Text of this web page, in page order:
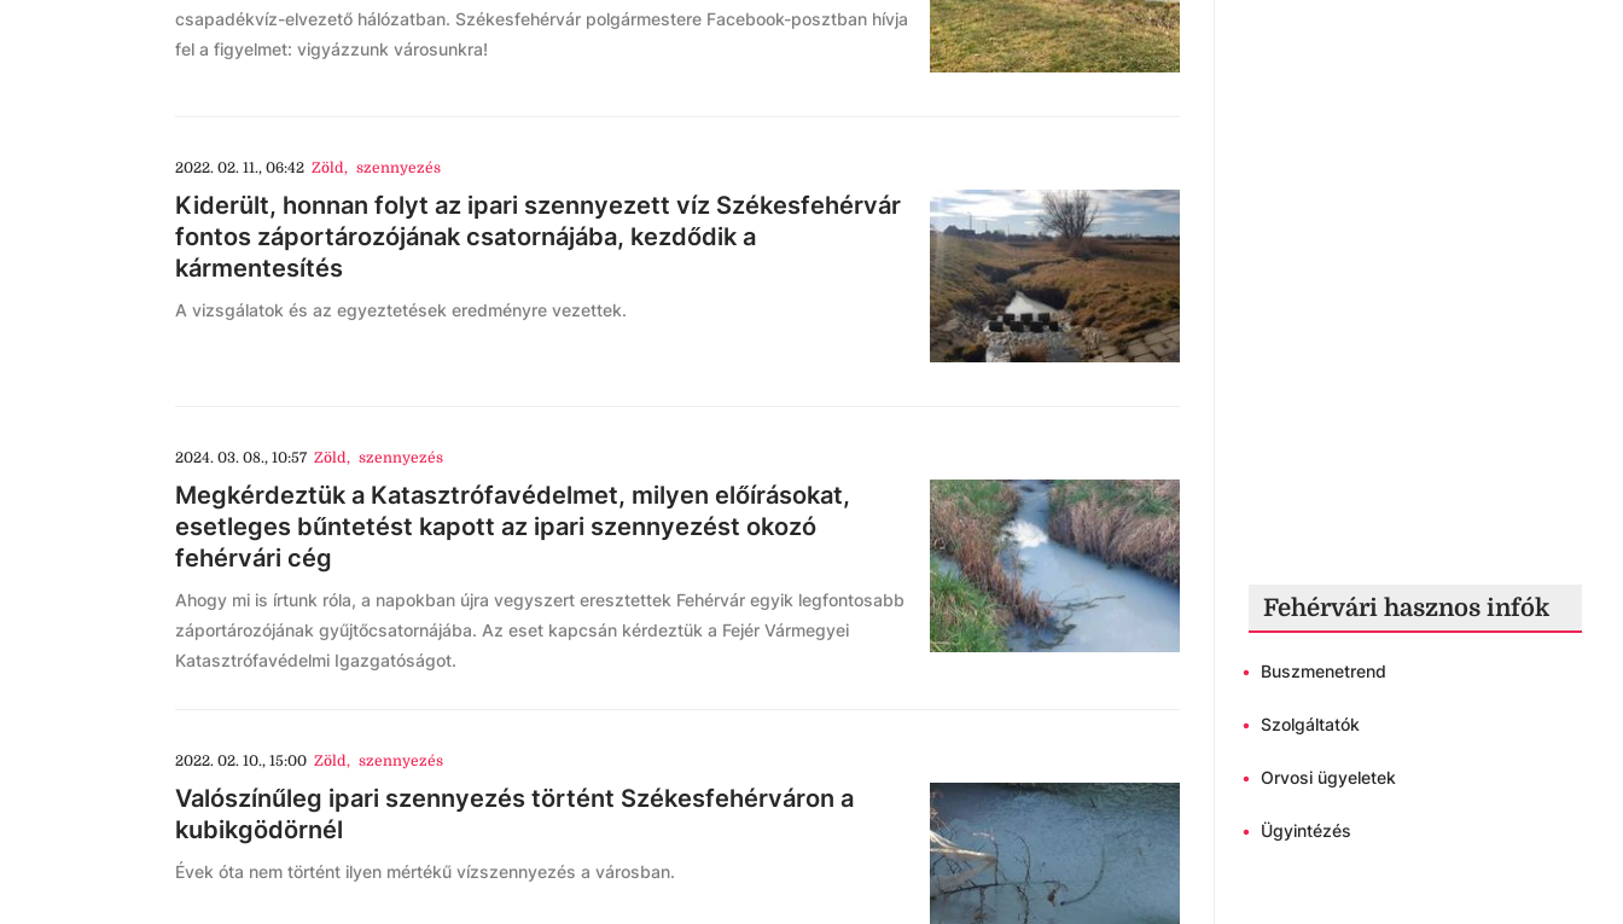
csapadékvíz-elvezető hálózatban. Székesfehérvár polgármestere Facebook-posztban hívja
fel a figyelmet: vigyázzunk városunkra!
2022. 02. 11., 06:42 Zöld, szennyezés
Kiderült, honnan folyt az ipari szennyezett víz Székesfehérvár
fontos záportározójának csatornájába, kezdődik a
kármentesítés
A vizsgálatok és az egyeztetések eredményre vezettek.
2024. 03. 08., 10:57 Zöld, szennyezés
Megkérdeztük a Katasztrófavédelmet, milyen előírásokat,
esetleges bűntetést kapott az ipari szennyezést okozó
fehérvári cég
Ahogy mi is írtunk róla, a napokban újra vegyszert eresztettek Fehérvár egyik legfontosabb
záportározójának gyűjtőcsatornájába. Az eset kapcsán kérdeztük a Fejér Vármegyei
Katasztrófavédelmi Igazgatóságot.
2022. 02. 10., 15:00 Zöld, szennyezés
Valószínűleg ipari szennyezés történt Székesfehérváron a
kubikgödörnél
Évek óta nem történt ilyen mértékű vízszennyezés a városban.
Fehérvári hasznos infók
• Buszmenetrend
• Szolgáltatók
• Orvosi ügyeletek
• Ügyintézés